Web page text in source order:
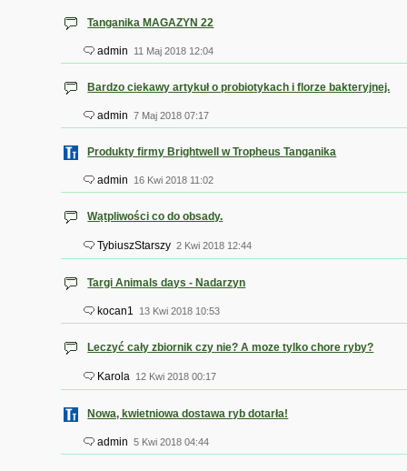
Tanganika MAGAZYN 22
admin 11 Maj 2018 12:04
Bardzo ciekawy artykuł o probiotykach i florze bakteryjnej.
admin 7 Maj 2018 07:17
Produkty firmy Brightwell w Tropheus Tanganika
admin 16 Kwi 2018 11:02
Wątpliwości co do obsady.
TybiuszStarszy 2 Kwi 2018 12:44
Targi Animals days - Nadarzyn
kocan1 13 Kwi 2018 10:53
Leczyć cały zbiornik czy nie? A moze tylko chore ryby?
Karola 12 Kwi 2018 00:17
Nowa, kwietniowa dostawa ryb dotarła!
admin 5 Kwi 2018 04:44